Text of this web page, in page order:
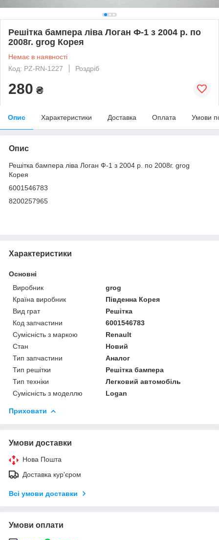
Решітка бампера ліва Логан Ф-1 з 2004 р. по
2008г. grog Корея
Немає в наявності
Код: PZ-RN-1227
Роздріб
280 ₴
Опис Характеристики Доставка Оплата Умови
Опис
Решітка бампера ліва Логан Ф-1 з 2004 р. по 2008г. grog
Корея
6001546783
8200257965
Характеристики
Основні
Виробник
grog
Країна виробник
Південна Корея
Вид грат
Решітка
Код запчастини
6001546783
Сумісність з маркою
Renault
Стан
Новий
Тип запчастини
Аналог
Тип решітки
Решітка бампера
Тип техніки
Легковий автомобіль
Сумісність з моделлю
Logan
Приховати
Умови доставки
Нова Пошта
Доставка кур'єром
Всі умови доставки
Умови оплати